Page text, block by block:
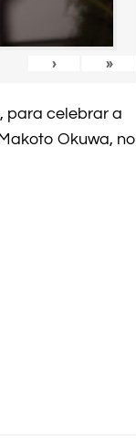
› »
para celebrar a
Okuwa, no